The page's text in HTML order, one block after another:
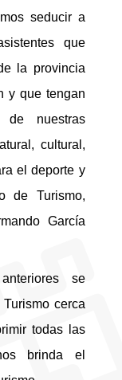
seducir a
que
la provincia
y que tengan
de nuestras
cultural,
el deporte y
de Turismo,
García
se
cerca
todas las
brinda el